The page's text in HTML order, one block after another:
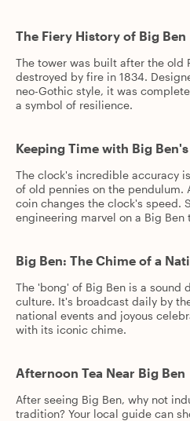
The Fiery History of Big Ben
The tower was built after the old
destroyed by fire in 1834.
neo-Gothic style, it was
a symbol of resilience.
Keeping Time with Big
The clock's incredible accuracy
of old pennies on the pendulum.
coin changes the clock's speed.
engineering marvel on a Big Ben
Big Ben: The Chime of a
The 'bong' of Big Ben is a sound
culture. It's broadcast daily by
national events and joyous
with its iconic chime.
Afternoon Tea Near Big Ben
After seeing Big Ben, why not
tradition? Your local guide can